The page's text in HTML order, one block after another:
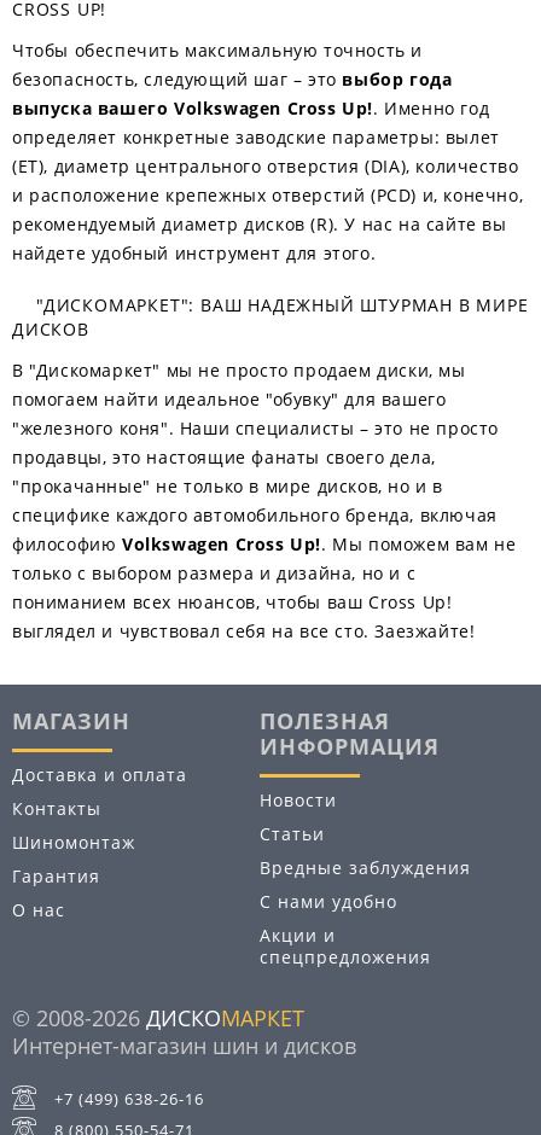
CROSS UP!
Чтобы обеспечить максимальную точность и
безопасность, следующий шаг – это выбор года
выпуска вашего Volkswagen Cross Up!. Именно год
определяет конкретные заводские параметры: вылет
(ET), диаметр центрального отверстия (DIA), количество
и расположение крепежных отверстий (PCD) и, конечно,
рекомендуемый диаметр дисков (R). У нас на сайте вы
найдете удобный инструмент для этого.
"ДИСКОМАРКЕТ": ВАШ НАДЕЖНЫЙ ШТУРМАН В МИРЕ
ДИСКОВ
В "Дискомаркет" мы не просто продаем диски, мы
помогаем найти идеальное "обувку" для вашего
"железного коня". Наши специалисты – это не просто
продавцы, это настоящие фанаты своего дела,
"прокачанные" не только в мире дисков, но и в
специфике каждого автомобильного бренда, включая
философию Volkswagen Cross Up!. Мы поможем вам не
только с выбором размера и дизайна, но и с
пониманием всех нюансов, чтобы ваш Cross Up!
выглядел и чувствовал себя на все сто. Заезжайте!
МАГАЗИН
Доставка и оплата
Контакты
Шиномонтаж
Гарантия
О нас
ПОЛЕЗНАЯ
ИНФОРМАЦИЯ
Новости
Статьи
Вредные заблуждения
С нами удобно
Акции и
спецпредложения
© 2008-2026 ДИСКОМАРКЕТ
Интернет-магазин шин и дисков
+7 (499) 638-26-16
8 (800) 550-54-71